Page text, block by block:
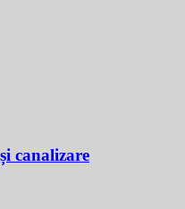
canalizare